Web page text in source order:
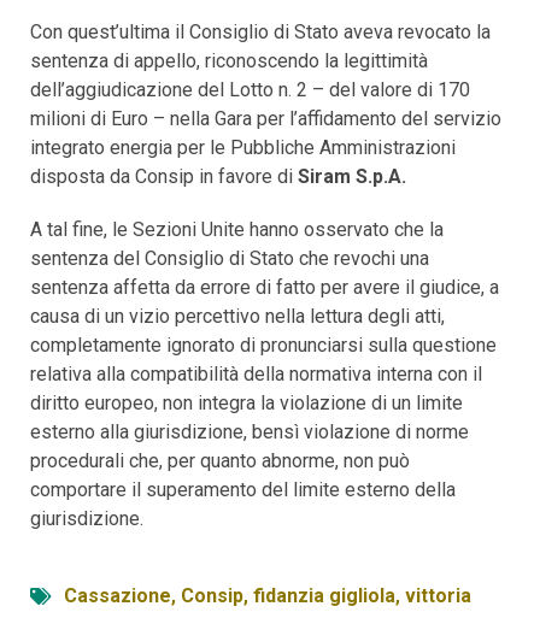
Con quest’ultima il Consiglio di Stato aveva revocato la
sentenza di appello, riconoscendo la legittimità
dell’aggiudicazione del Lotto n. 2 – del valore di 170
milioni di Euro – nella Gara per l’affidamento del servizio
integrato energia per le Pubbliche Amministrazioni
disposta da Consip in favore di Siram S.p.A.
A tal fine, le Sezioni Unite hanno osservato che la
sentenza del Consiglio di Stato che revochi una
sentenza affetta da errore di fatto per avere il giudice, a
causa di un vizio percettivo nella lettura degli atti,
completamente ignorato di pronunciarsi sulla questione
relativa alla compatibilità della normativa interna con il
diritto europeo, non integra la violazione di un limite
esterno alla giurisdizione, bensì violazione di norme
procedurali che, per quanto abnorme, non può
comportare il superamento del limite esterno della
giurisdizione.
Cassazione, Consip, fidanzia gigliola, vittoria